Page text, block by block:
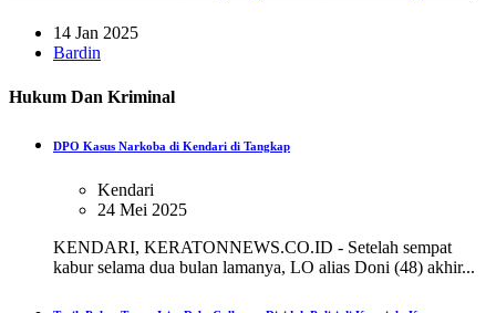
14 Jan 2025
Bardin
Hukum Dan Kriminal
DPO Kasus Narkoba di Kendari di Tangkap
Kendari
24 Mei 2025
KENDARI, KERATONNEWS.CO.ID - Setelah sempat
kabur selama dua bulan lamanya, LO alias Doni (48) akhir...